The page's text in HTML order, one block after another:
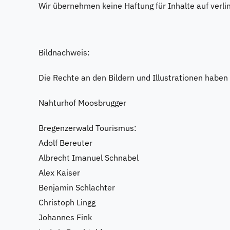
Wir übernehmen keine Haftung für Inhalte auf
Bildnachweis:
Die Rechte an den Bildern und Illustrationen
Nahturhof Moosbrugger
Bregenzerwald Tourismus:
Adolf Bereuter
Albrecht Imanuel Schnabel
Alex Kaiser
Benjamin Schlachter
Christoph Lingg
Johannes Fink